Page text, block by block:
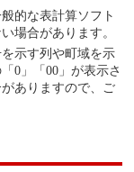
的な表計算ソフト
場合があります。
示す列や町域を示
0」「00」が表示さ
ありますので、ご